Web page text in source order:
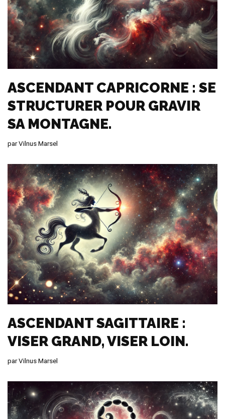
ASCENDANT CAPRICORNE : SE
STRUCTURER POUR GRAVIR
SA MONTAGNE.
parVilnus Marsel
ASCENDANT SAGITTAIRE :
VISER GRAND, VISER LOIN.
parVilnus Marsel